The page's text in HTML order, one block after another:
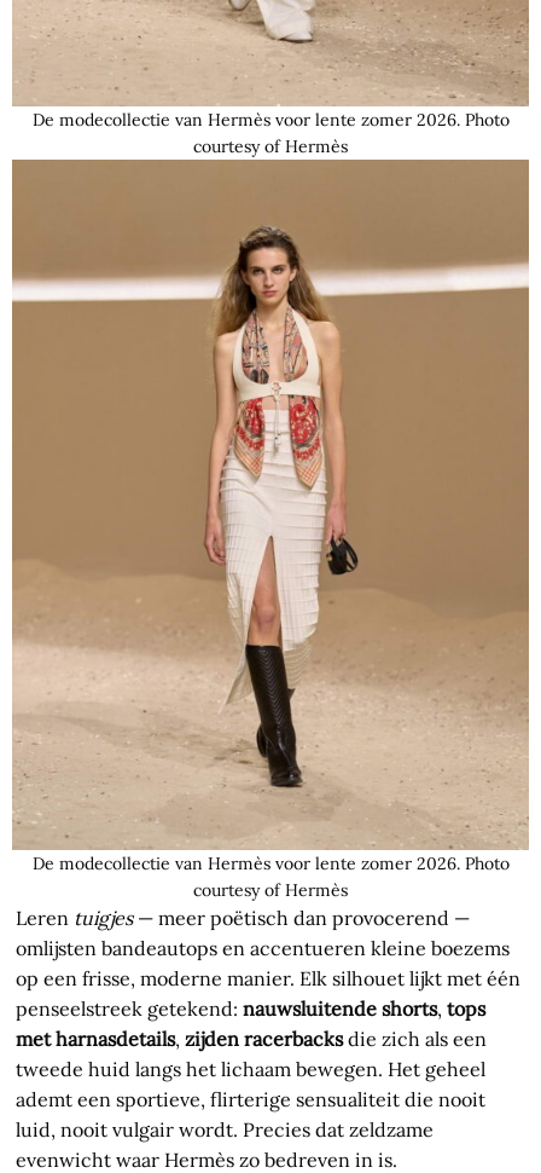
De modecollectie van Hermès voor lente zomer 2026. Photo
courtesy of Hermès
De modecollectie van Hermès voor lente zomer 2026. Photo
courtesy of Hermès
Leren tuigjes— meer poëtisch dan provocerend —
omlijsten bandeautops en accentueren kleine boezems
op een frisse, moderne manier. Elk silhouet lijkt met één
penseelstreek getekend:nauwsluitende shorts,tops
met harnasdetails,zijden racerbacksdie zich als een
tweede huid langs het lichaam bewegen. Het geheel
ademt een sportieve, flirterige sensualiteit die nooit
luid, nooit vulgair wordt. Precies dat zeldzame
evenwicht waar Hermès zo bedreven in is.